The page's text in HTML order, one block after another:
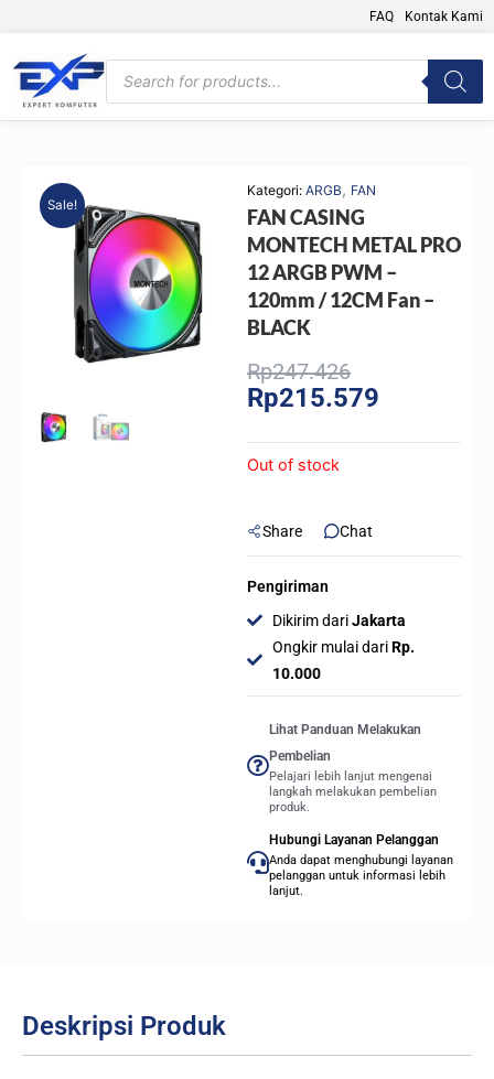
content
FAQ Kontak Kami
Products
search
Sale!
Kategori: ARGB, FAN
FAN CASING
MONTECH METAL PRO
12 ARGB PWM –
120mm / 12CM Fan –
BLACK
Rp247.426Original
price
Rp215.579
Out of stock
Share Chat
Pengiriman
Dikirim dariJakarta
Ongkir mulai dariRp.
10.000
Lihat Panduan Melakukan
Pembelian
Pelajari lebih lanjut mengenai
langkah melakukan pembelian
produk.
Hubungi Layanan Pelanggan
Anda dapat menghubungi layanan
pelanggan untuk informasi lebih
lanjut.
Deskripsi Produk